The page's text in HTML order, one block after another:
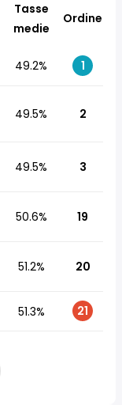
Tasse
medie
Ordine
49.2% 1
49.5% 2
49.5% 3
50.6% 19
51.2% 20
51.3% 21